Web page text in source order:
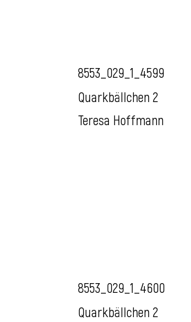
8553_029_1_4599
Quarkbällchen 2
Teresa Hoffmann
8553_029_1_4600
Quarkbällchen 2